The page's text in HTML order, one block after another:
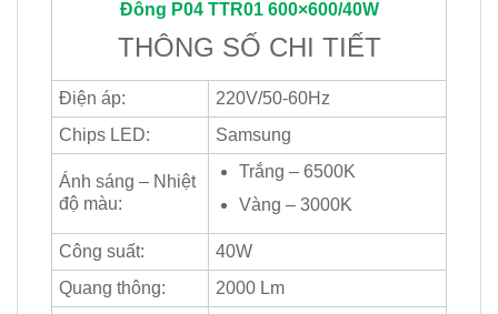
Đông P04 TTR01 600×600/40W
THÔNG SỐ CHI TIẾT
Điện áp:
220V/50-60Hz
Chips LED:
Samsung
Ánh sáng – Nhiệt
độ màu:
Trắng – 6500K
Vàng – 3000K
Công suất:
40W
Quang thông:
2000 Lm